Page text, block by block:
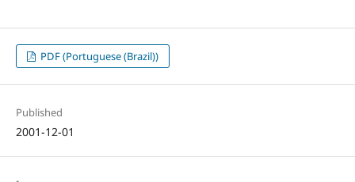
PDF (Portuguese (Brazil))
Published
2001-12-01